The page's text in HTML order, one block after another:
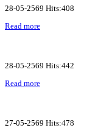
28-05-2569 Hits:408
Read more
28-05-2569 Hits:442
Read more
27-05-2569 Hits:478